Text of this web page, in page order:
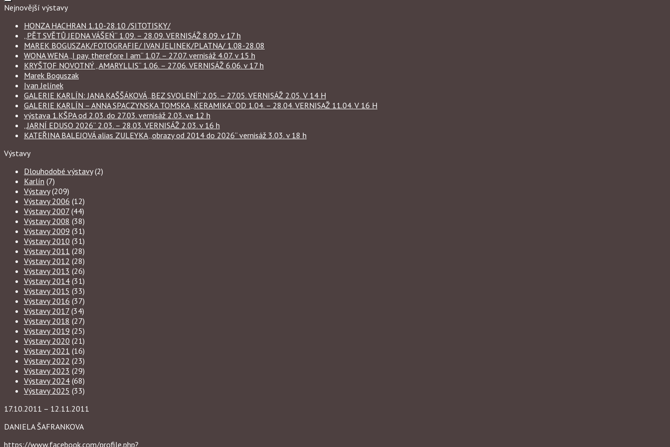
Nejnovější výstavy
HONZA HACHRAN 1.10-28.10 /SITOTISKY/
„PĚT SVĚTŮ JEDNA VÁŠEŃ“ 1.09. – 28.09. VERNISÁŽ 8.09. v 17 h
MAREK BOGUSZAK/FOTOGRAFIE/ IVAN JELINEK/PLATNA/ 1.08-28.08
WONA WENA „I pay, therefore I am“ 1.07. – 27.07. vernisáž 4.07. v 15 h
KRYŠTOF NOVOTNÝ „AMARYLLIS“ 1.06. – 27.06. VERNISÁŽ 6.06. v 17 h
Marek Boguszak
Ivan Jelínek
GALERIE KARLÍN: JANA KAŠŠÁKOVÁ „BEZ SVOLENÍ“ 2.05. – 27.05. VERNISÁŽ 2.05. V 14 H
GALERIE KARLÍN – ANNA SPACZYNSKA TOMSKA „KERAMIKA“ OD 1.04. – 28.04. VERNISAŽ 11.04. V 16 H
výstava 1.KŠPA od 2.03. do 27.03. vernisáž 2.03. ve 12 h
„JARNÍ EDUSO 2026“ 2.03. – 28.03. VERNISÁŽ 2.03. v 16 h
KATEŘINA BALEJOVÁ alias ZULEYKA „obrazy od 2014 do 2026“ vernisáž 3.03. v 18 h
Výstavy
Dlouhodobé výstavy(2)
Karlín (7)
Výstavy(209)
Výstavy 2006 (12)
Výstavy 2007 (44)
Výstavy 2008 (38)
Výstavy 2009 (31)
Výstavy 2010 (31)
Výstavy 2011 (28)
Výstavy 2012 (28)
Výstavy 2013 (26)
Výstavy 2014 (31)
Výstavy 2015 (33)
Výstavy 2016 (37)
Výstavy 2017 (34)
Výstavy 2018 (27)
Výstavy 2019 (25)
Výstavy 2020 (21)
Výstavy 2021 (16)
Výstavy 2022 (23)
Výstavy 2023 (29)
Výstavy 2024 (68)
Výstavy 2025 (33)
17.10.2011 – 12.11.2011
DANIELA ŠAFRANKOVA
https://www.facebook.com/profile.php?